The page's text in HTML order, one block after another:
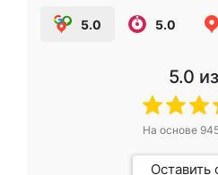
5.0 5.0
5.0
На основе
Оставить